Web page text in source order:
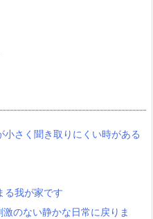
小さく聞き取りにくい時がある
る我が家です
のない静かな日常に戻りま